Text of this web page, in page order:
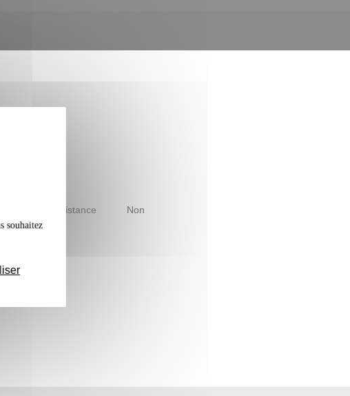
Accessible à distance Non
souhaitez